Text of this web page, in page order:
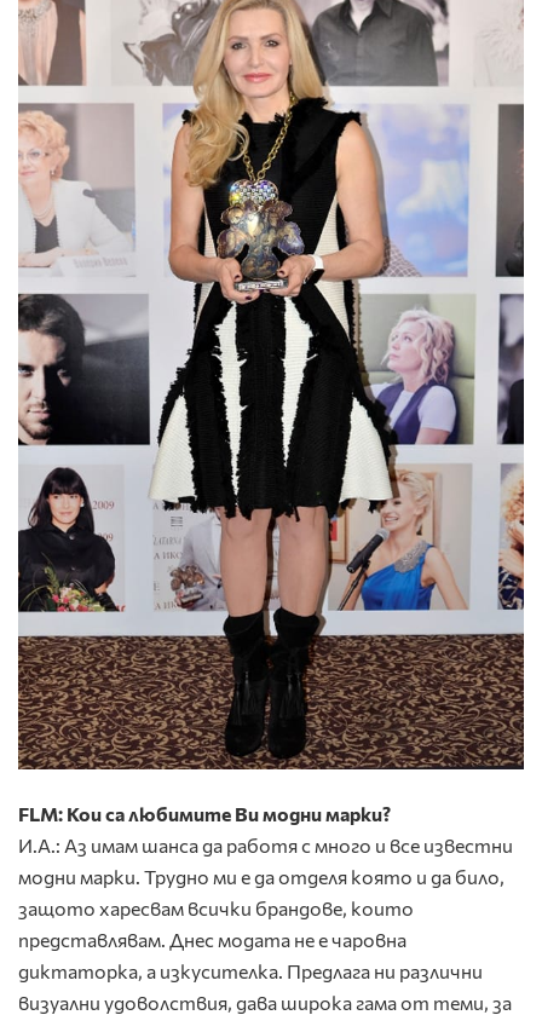
FLM: Кои са любимите Ви модни марки?
И.А.: Аз имам шанса да работя с много и все известни
модни марки. Трудно ми е да отделя която и да било,
защото харесвам всички брандове, които
представлявам. Днес модата не е чаровна
диктаторка, а изкусителка. Предлага ни различни
визуални удоволствия, дава широка гама от теми, за